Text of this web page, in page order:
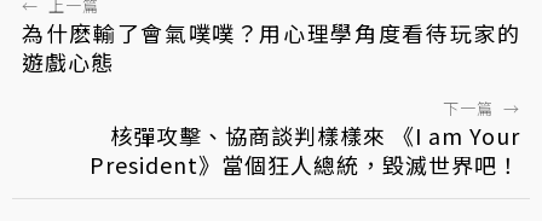
← 上一篇
為什麽輸了會氣噗噗？用心理學角度看待玩家的
遊戲心態
下一篇 →
核彈攻擊、協商談判樣樣來 《I am Your
President》當個狂人總統，毀滅世界吧！